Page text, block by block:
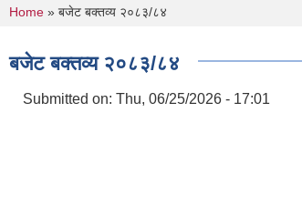
You are here
Home » बजेट बक्तव्य २०८३/८४
बजेट बक्तव्य २०८३/८४
Submitted on: Thu, 06/25/2026 - 17:01